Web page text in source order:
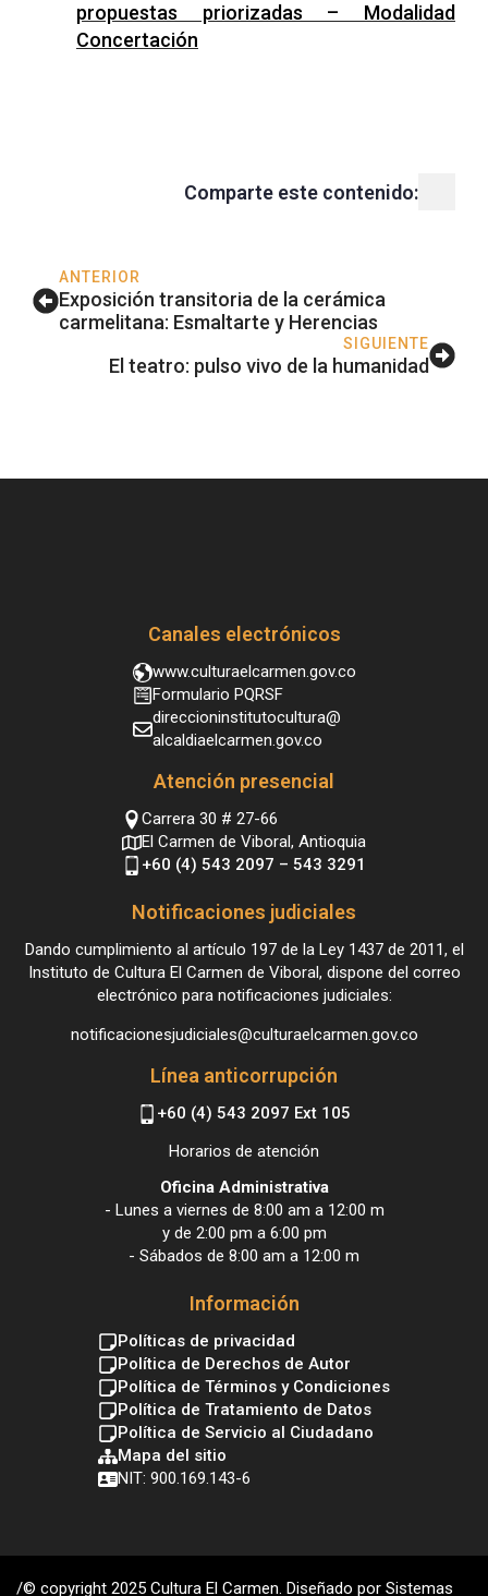
propuestas priorizadas – Modalidad
Concertación
Comparte este contenido:
ANTERIOR
Exposición transitoria de la cerámica
carmelitana: Esmaltarte y Herencias
SIGUIENTE
El teatro: pulso vivo de la humanidad
Canales electrónicos
www.culturaelcarmen.gov.co
Formulario PQRSF
direccioninstitutocultura@
alcaldiaelcarmen.gov.co
Atención presencial
Carrera 30 # 27-66
El Carmen de Viboral, Antioquia
+60 (4) 543 2097 – 543 3291
Notificaciones judiciales
Dando cumplimiento al artículo 197 de la Ley 1437 de 2011, el
Instituto de Cultura El Carmen de Viboral, dispone del correo
electrónico para notificaciones judiciales:
notificacionesjudiciales@culturaelcarmen.gov.co
Línea anticorrupción
+60 (4) 543 2097 Ext 105
Horarios de atención
Oficina Administrativa
- Lunes a viernes de 8:00 am a 12:00 m
y de 2:00 pm a 6:00 pm
- Sábados de 8:00 am a 12:00 m
Información
Políticas de privacidad
Política de Derechos de Autor
Política de Términos y Condiciones
Política de Tratamiento de Datos
Política de Servicio al Ciudadano
Mapa del sitio
NIT: 900.169.143-6
/© copyright 2025 Cultura El Carmen. Diseñado por Sistemas